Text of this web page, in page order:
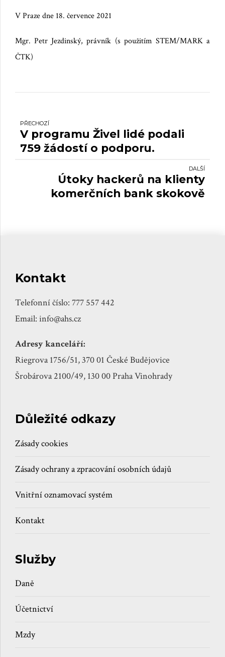
V Praze dne 18. července 2021
Mgr. Petr Jezdinský, právník (s použitím STEM/MARK a
ČTK)
PŘECHOZÍ
V programu Živel lidé podali
759 žádostí o podporu.
DALŠÍ
Útoky hackerů na klienty
komerčních bank skokově
Kontakt
Telefonní číslo: 777 557 442
Email: info@ahs.cz
Adresy kanceláří:
Riegrova 1756/51, 370 01 České Budějovice
Šrobárova 2100/49, 130 00 Praha Vinohrady
Důležité odkazy
Zásady cookies
Zásady ochrany a zpracování osobních údajů
Vnitřní oznamovací systém
Kontakt
Služby
Daně
Účetnictví
Mzdy